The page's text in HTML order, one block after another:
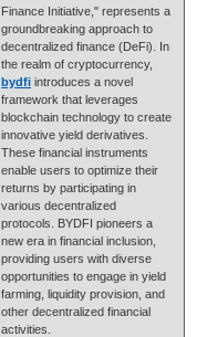
Finance Initiative," represents a
groundbreaking approach to
decentralized finance (DeFi). In
the realm of cryptocurrency,
bydfi introduces a novel
framework that leverages
blockchain technology to create
innovative yield derivatives.
These financial instruments
enable users to optimize their
returns by participating in
various decentralized
protocols. BYDFI pioneers a
new era in financial inclusion,
providing users with diverse
opportunities to engage in yield
farming, liquidity provision, and
other decentralized financial
activities.